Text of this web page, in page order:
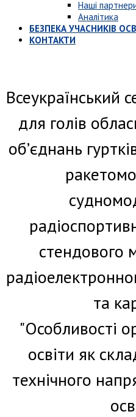
Наші
Аналітика
БЕЗПЕКА УЧАСНИКІВ
КОНТАКТИ
Всеукраїнський
для голів
об’єднань
стендового
та
"Особливості
освіти як
технічного